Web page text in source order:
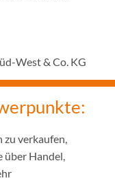
West & Co. KG
zu verkaufen,
über Handel,